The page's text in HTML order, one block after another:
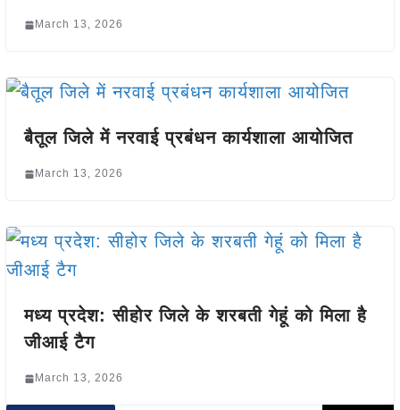
March 13, 2026
बैतूल जिले में नरवाई प्रबंधन कार्यशाला आयोजित
March 13, 2026
मध्य प्रदेश: सीहोर जिले के शरबती गेहूं को मिला है
जीआई टैग
March 13, 2026